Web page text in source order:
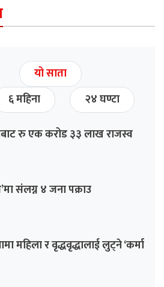
यो साता
६ महिना २४ घण्टा
रु एक करोड ३३ लाख राजस्व
संलग्न ४ जना पक्राउ
महिला र वृद्धवृद्धालाई लुट्ने ‘कर्मा